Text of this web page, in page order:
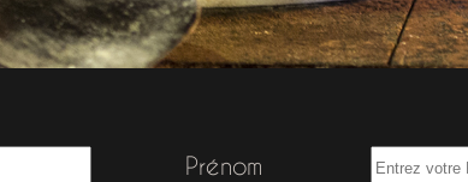
Prénom